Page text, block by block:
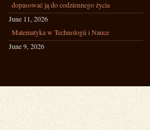
dopasować ją do codziennego życia
June 11, 2026
Matematyka w Technologii i Nauce
June 9, 2026